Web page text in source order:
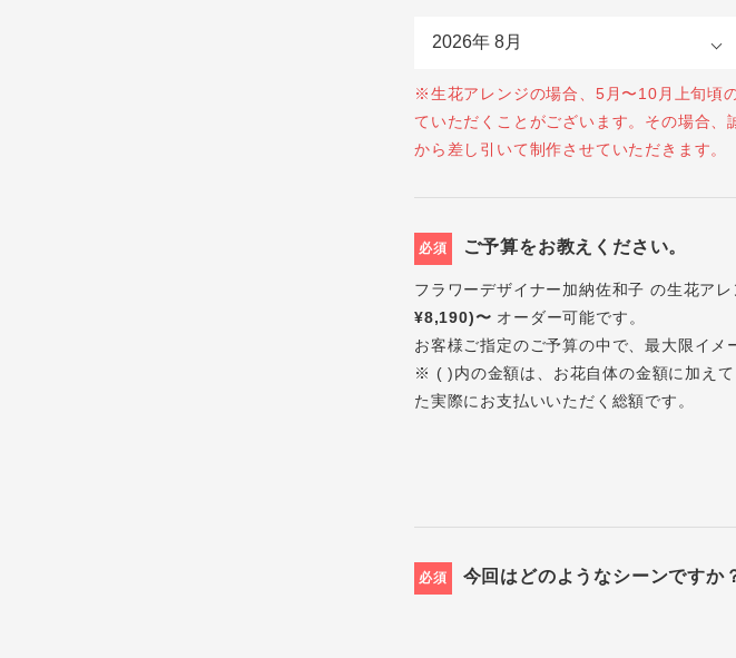
※生花アレンジの場合、5月〜10月上旬頃
ていただくことがございます。その場合
から差し引いて制作させていただきます。
必須 ご予算をお教えください。
フラワーデザイナー加納佐和子 の生花ア
¥8,190)〜 オーダー可能です。
お客様ご指定のご予算の中で、最大限イメ
※ ( )内の金額は、お花自体の金額に加え
た実際にお支払いいただく総額です。
必須 今回はどのようなシーンですか